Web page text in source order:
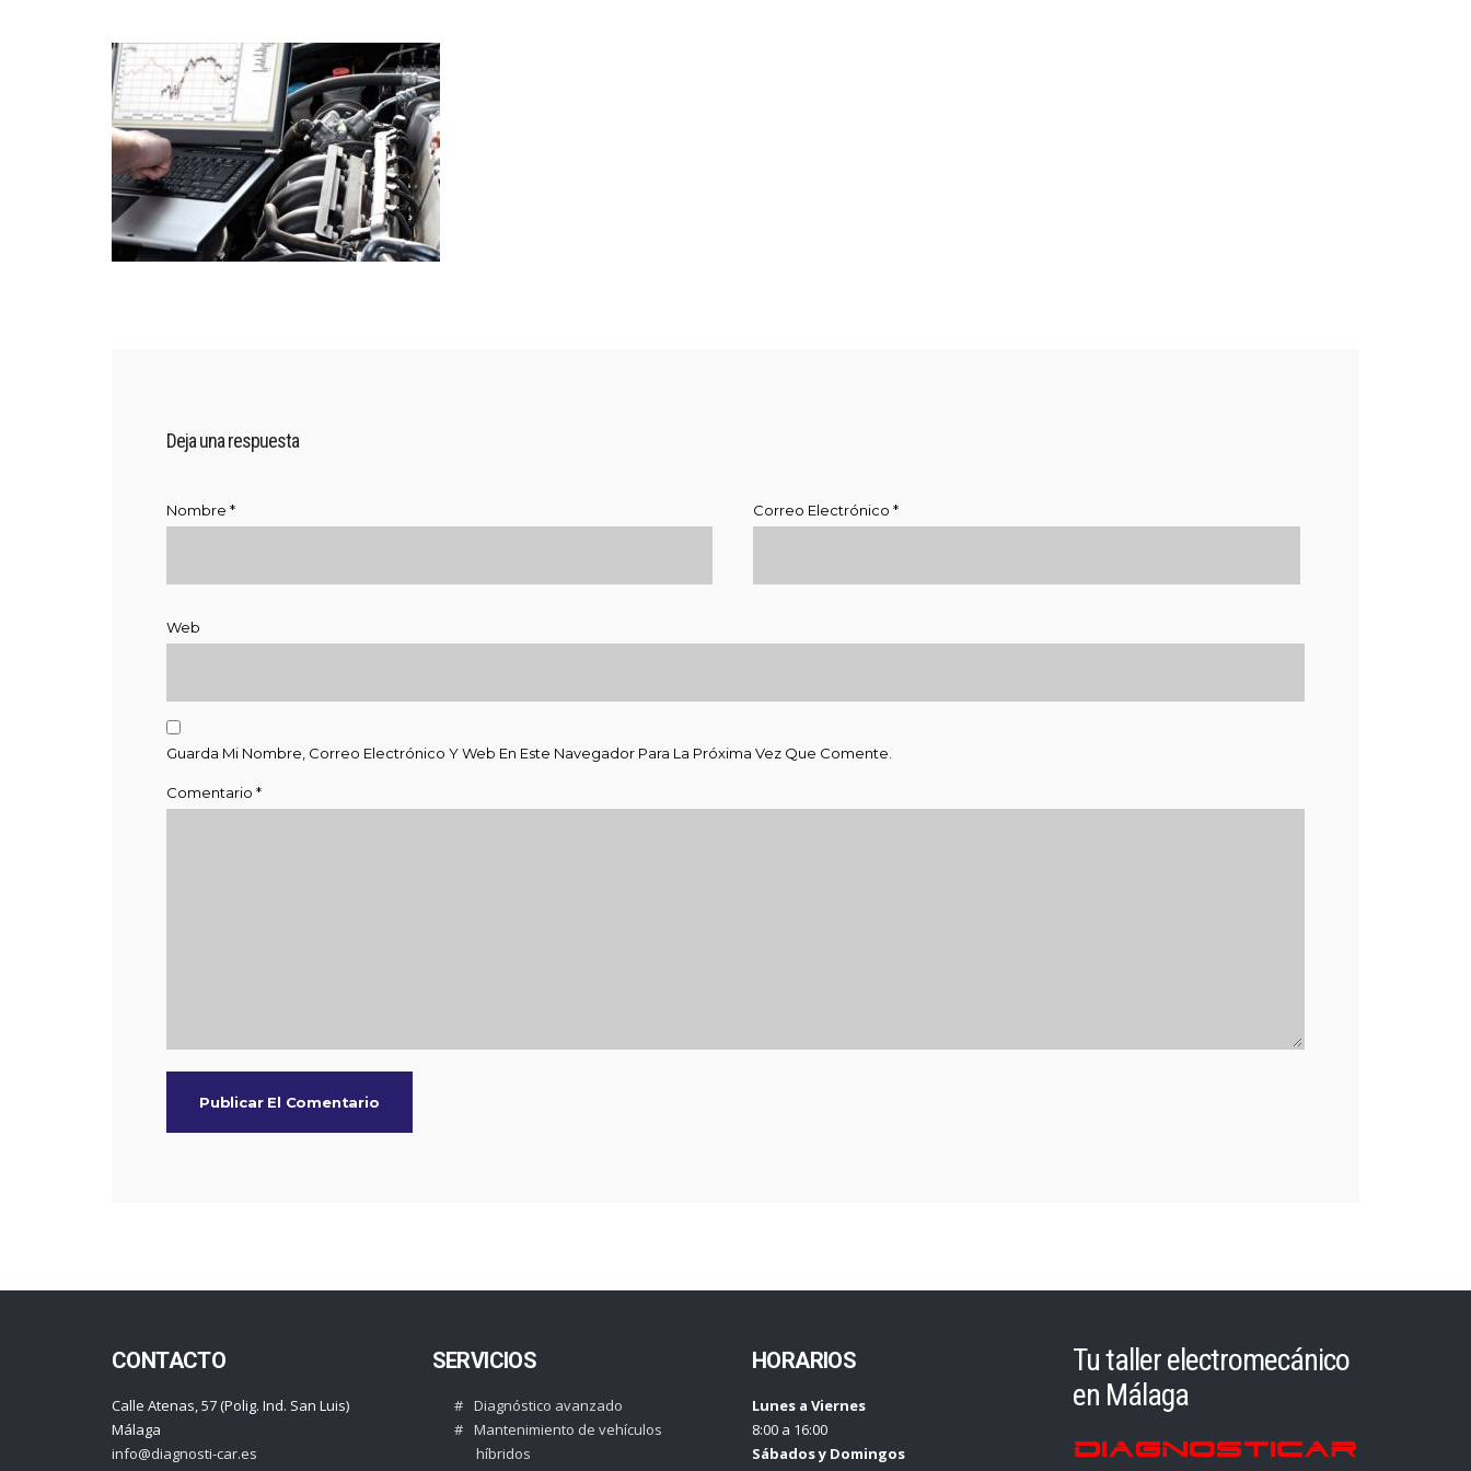
Deja una respuesta
Nombre * Correo Electrónico*
Web
Guarda Mi Nombre, Correo Electrónico Y Web En Este Navegador Para La Próxima Vez Que Comente.
Comentario *
CONTACTO
Calle Atenas, 57 (Polig. Ind. San Luis)
Málaga
info@diagnosti-car.es
SERVICIOS
Diagnóstico avanzado
Mantenimiento de vehículos
híbridos
HORARIOS
Lunes a Viernes
8:00 a 16:00
Sábados y Domingos
Tu taller electromecánico
en Málaga